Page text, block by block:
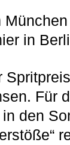
in
Für
den